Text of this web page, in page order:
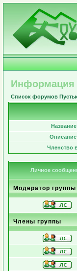
Информация
Список форумов
Членство
Личное
Модератор группы
Члены группы